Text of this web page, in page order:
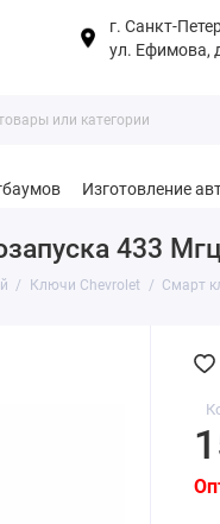
г. Санкт-
ул. Ефимова,
Изготовление
433
Ключи Chevrolet Смарт